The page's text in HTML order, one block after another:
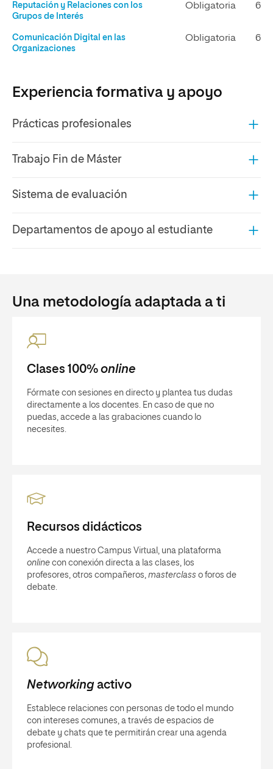
Reputación y Relaciones con los
Grupos de Interés
Obligatoria 6
Comunicación Digital en las
Organizaciones
Obligatoria 6
Experiencia formativa y apoyo
Prácticas profesionales
Trabajo Fin de Máster
Sistema de evaluación
Departamentos de apoyo al estudiante
Una metodología adaptada a ti
Clases 100% online
Fórmate con sesiones en directo y plantea tus dudas
directamente a los docentes. En caso de que no
puedas, accede a las grabaciones cuando lo
necesites.
Recursos didácticos
Accede a nuestro Campus Virtual, una plataforma
online con conexión directa a las clases, los
profesores, otros compañeros, masterclass o foros de
debate.
Networkingactivo
Establece relaciones con personas de todo el mundo
con intereses comunes, a través de espacios de
debate y chats que te permitirán crear una agenda
profesional.